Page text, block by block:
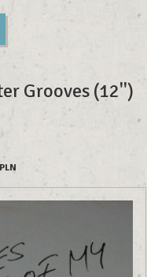
Grooves (12'')